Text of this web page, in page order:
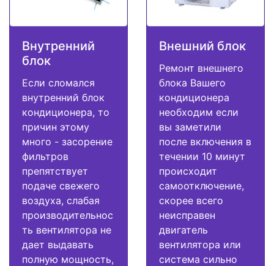
Внутренний
блок
Если сломался
внутренний блок
кондиционера, то
причин этому
много - засорение
фильтров
препятствует
подаче свежего
воздуха, слабая
производительнос
ть вентилятора не
дает выдавать
полную мощность,
Внешний блок
Ремонт внешнего
блока Вашего
кондиционера
необходим если
вы заметили
после включения в
течении 10 минут
происходит
самоотключение,
скорее всего
неисправен
двигатель
вентилятора или
система сильно